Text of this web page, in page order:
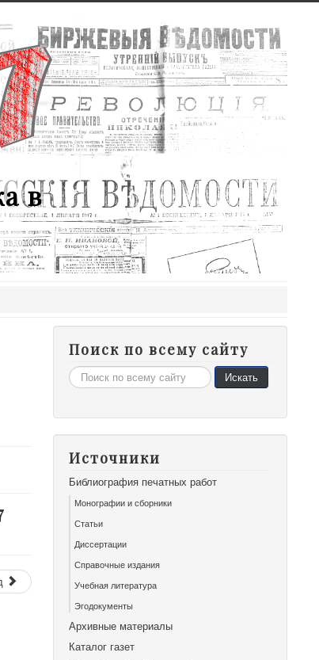
в
Поиск по всему сайту
Искать... Искать
Источники
Библиография печатных работ
Монографии и сборники
Статьи
Диссертации
Справочные издания
Учебная литература
Эгодокументы
Архивные материалы
Каталог газет